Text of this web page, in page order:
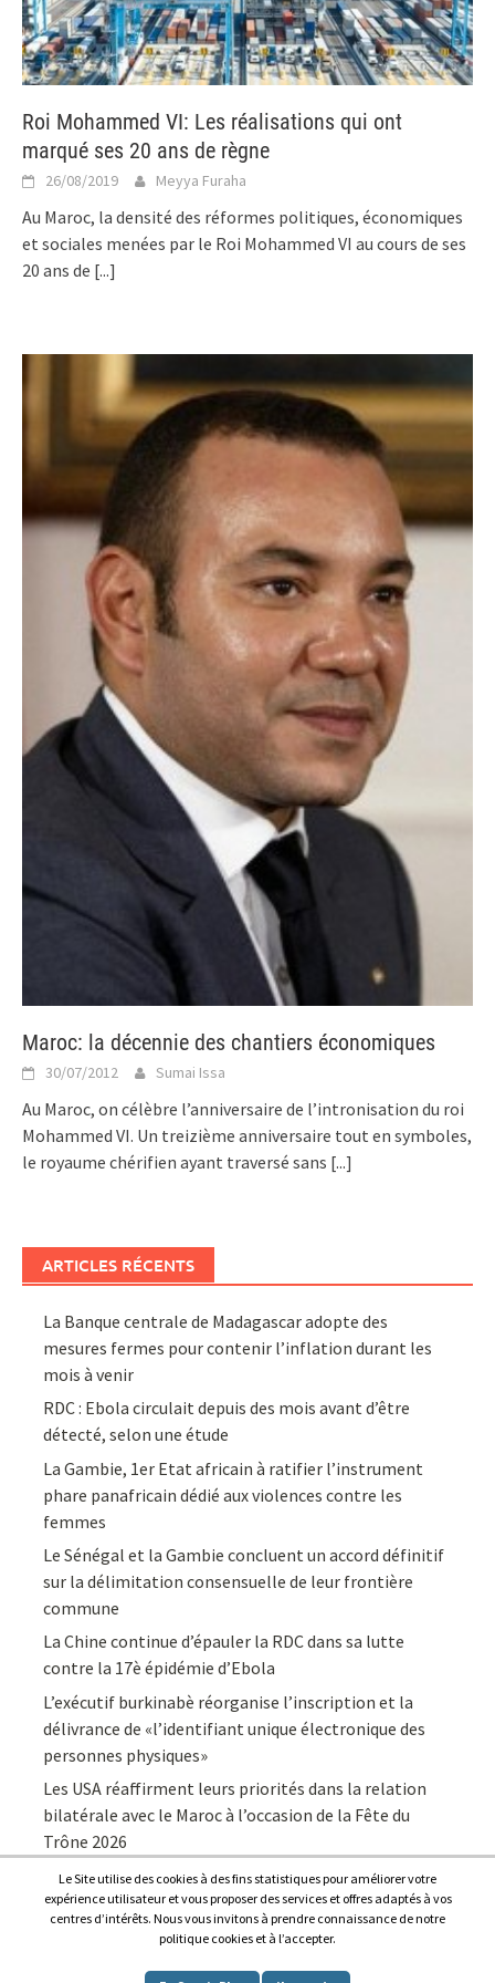
Roi Mohammed VI: Les réalisations qui ont
marqué ses 20 ans de règne
26/08/2019 Meyya Furaha
Au Maroc, la densité des réformes politiques, économiques
et sociales menées par le Roi Mohammed VI au cours de ses
20 ans de [...]
Maroc: la décennie des chantiers économiques
30/07/2012 Sumai Issa
Au Maroc, on célèbre l’anniversaire de l’intronisation du roi
Mohammed VI. Un treizième anniversaire tout en symboles,
le royaume chérifien ayant traversé sans [...]
ARTICLES RÉCENTS
La Banque centrale de Madagascar adopte des
mesures fermes pour contenir l’inflation durant les
mois à venir
RDC : Ebola circulait depuis des mois avant d’être
détecté, selon une étude
La Gambie, 1er Etat africain à ratifier l’instrument
phare panafricain dédié aux violences contre les
femmes
Le Sénégal et la Gambie concluent un accord définitif
sur la délimitation consensuelle de leur frontière
commune
La Chine continue d’épauler la RDC dans sa lutte
contre la 17è épidémie d’Ebola
L’exécutif burkinabè réorganise l’inscription et la
délivrance de «l’identifiant unique électronique des
personnes physiques»
Les USA réaffirment leurs priorités dans la relation
bilatérale avec le Maroc à l’occasion de la Fête du
Trône 2026
Afrique7, l’info du continent en continu
Le Site utilise des cookies à des fins statistiques pour améliorer votre
expérience utilisateur et vous proposer des services et offres adaptés à vos
centres d’intérêts. Nous vous invitons à prendre connaissance de notre
politique cookies et à l’accepter.